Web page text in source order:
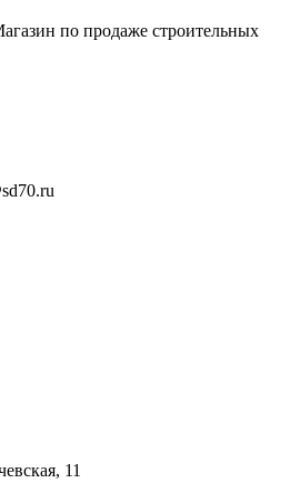
по продаже строительных
11